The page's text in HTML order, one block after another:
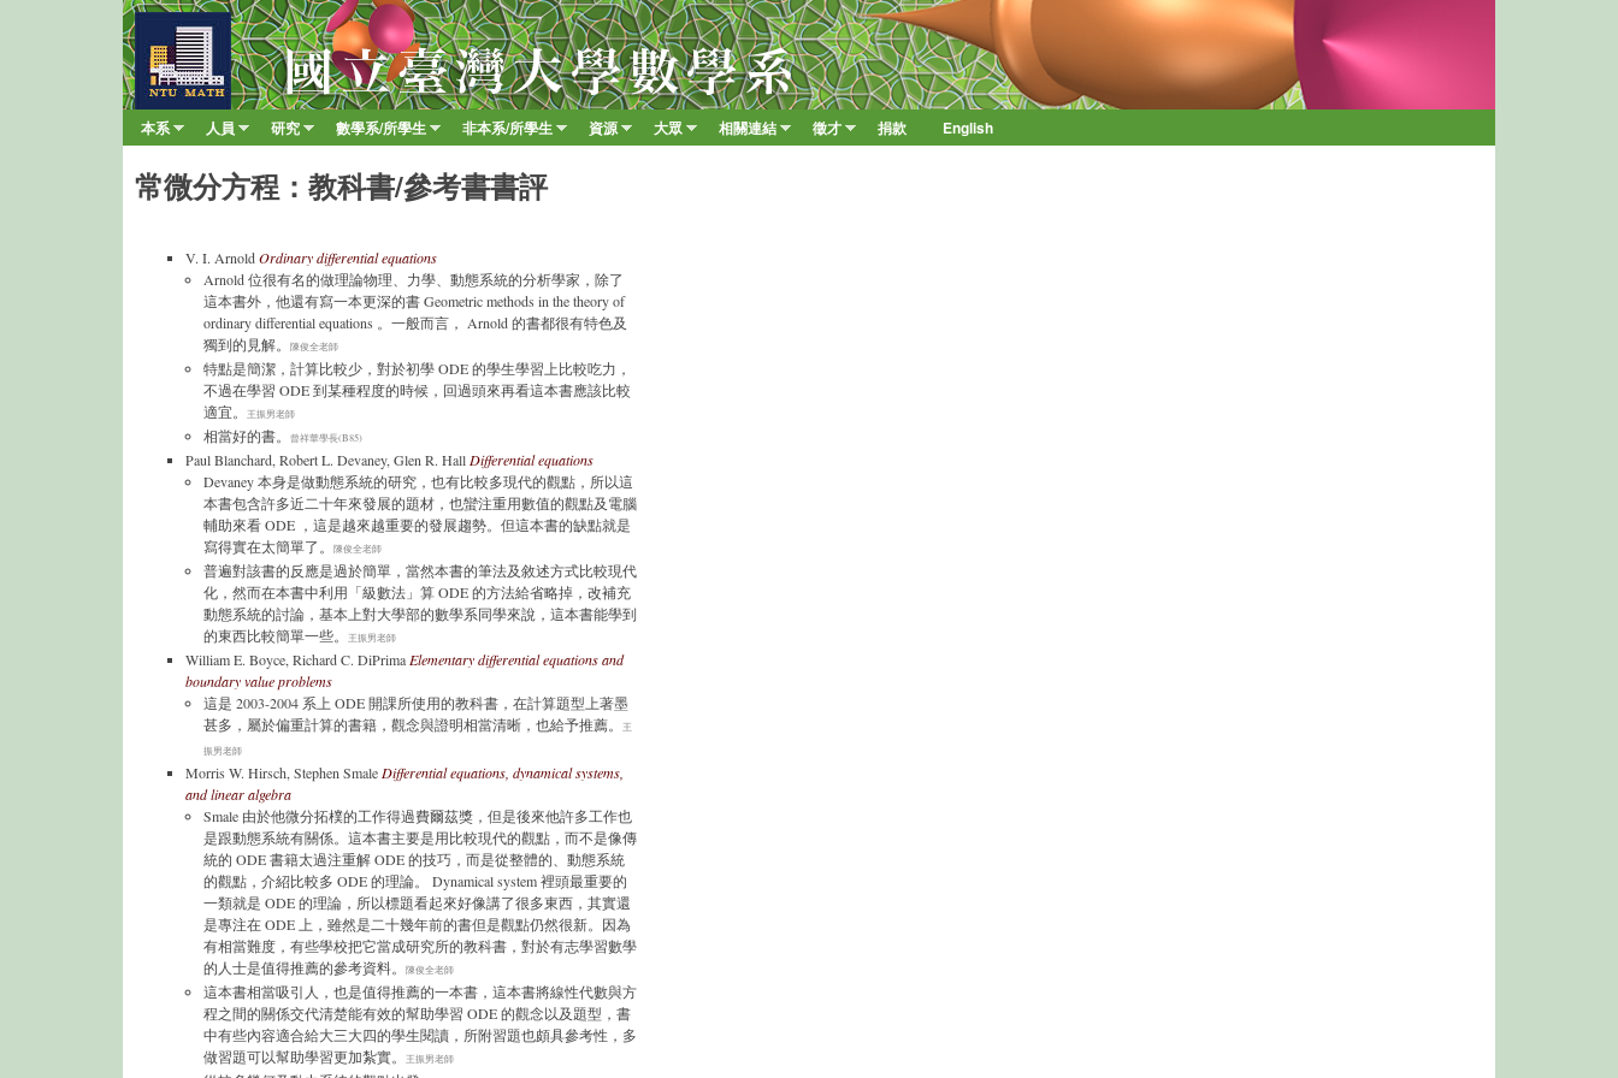
移至主內容
臺
大
數
學
系
Main menu
本系 人員 研究 數學系/所學生 非本系/所學生 資源 大眾 相關連結 徵才 捐款 English
常微分方程：教科書/參考書書評
V. I. ArnoldOrdinary differential equations
Arnold 位很有名的做理論物理、力學、動態系統的分析學家，除了
這本書外，他還有寫一本更深的書 Geometric methods in the theory of
ordinary differential equations 。一般而言， Arnold 的書都很有特色及
獨到的見解。
陳俊全老師
特點是簡潔，計算比較少，對於初學 ODE 的學生學習上比較吃力，
不過在學習 ODE 到某種程度的時候，回過頭來再看這本書應該比較
適宜。
王振男老師
相當好的書。 曾祥華學長(B85)
Paul Blanchard, Robert L. Devaney, Glen R. Hall Differential equations
Devaney 本身是做動態系統的研究，也有比較多現代的觀點，所以這
本書包含許多近二十年來發展的題材，也蠻注重用數值的觀點及電腦
輔助來看 ODE ，這是越來越重要的發展趨勢。但這本書的缺點就是
寫得實在太簡單了。
陳俊全老師
普遍對該書的反應是過於簡單，當然本書的筆法及敘述方式比較現代
化，然而在本書中利用「級數法」算 ODE 的方法給省略掉，改補充
動態系統的討論，基本上對大學部的數學系同學來說，這本書能學到
的東西比較簡單一些。
王振男老師
William E. Boyce, Richard C. DiPrima Elementary differential equations and
boundary value problems
這是 2003-2004 系上 ODE 開課所使用的教科書，在計算題型上著墨
甚多，屬於偏重計算的書籍，觀念與證明相當清晰，也給予推薦。
王
振男老師
Morris W. Hirsch, Stephen Smale Differential equations, dynamical systems,
and linear algebra
Smale 由於他微分拓樸的工作得過費爾茲獎，但是後來他許多工作也
是跟動態系統有關係。這本書主要是用比較現代的觀點，而不是像傳
統的 ODE 書籍太過注重解 ODE 的技巧，而是從整體的、動態系統
的觀點，介紹比較多 ODE 的理論。 Dynamical system 裡頭最重要的
一類就是 ODE 的理論，所以標題看起來好像講了很多東西，其實還
是專注在 ODE 上，雖然是二十幾年前的書但是觀點仍然很新。因為
有相當難度，有些學校把它當成研究所的教科書，對於有志學習數學
的人士是值得推薦的參考資料。
陳俊全老師
這本書相當吸引人，也是值得推薦的一本書，這本書將線性代數與方
程之間的關係交代清楚能有效的幫助學習 ODE 的觀念以及題型，書
中有些內容適合給大三大四的學生閱讀，所附習題也頗具參考性，多
做習題可以幫助學習更加紮實。
王振男老師